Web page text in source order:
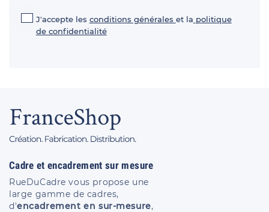
J'accepte les conditions générales et la politique
de confidentialité
Cadre et encadrement sur mesure
RueDuCadre vous propose une
large gamme de cadres,
d'encadrement en sur-mesure,